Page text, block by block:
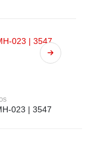
023 | 3547